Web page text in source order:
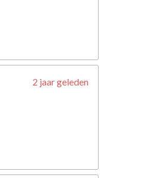
2 jaar geleden